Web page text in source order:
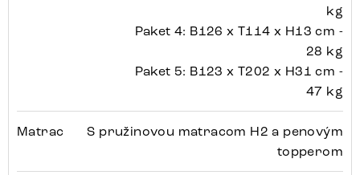
kg
Paket 4: B126 x T114 x H13 cm -
28 kg
Paket 5: B123 x T202 x H31 cm -
47 kg
Matrac
S pružinovou matracom H2 a penovým
topperom